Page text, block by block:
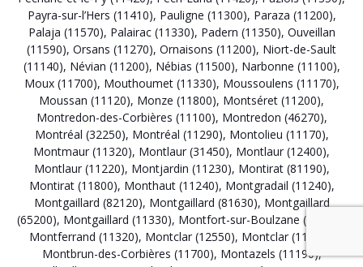
Payra-sur-l’Hers (11410), Pauligne (11300), Paraza (11200),
Palaja (11570), Palairac (11330), Padern (11350), Ouveillan
(11590), Orsans (11270), Ornaisons (11200), Niort-de-Sault
(11140), Névian (11200), Nébias (11500), Narbonne (11100),
Moux (11700), Mouthoumet (11330), Moussoulens (11170),
Moussan (11120), Monze (11800), Montséret (11200),
Montredon-des-Corbières (11100), Montredon (46270),
Montréal (32250), Montréal (11290), Montolieu (11170),
Montmaur (11320), Montlaur (31450), Montlaur (12400),
Montlaur (11220), Montjardin (11230), Montirat (81190),
Montirat (11800), Monthaut (11240), Montgradail (11240),
Montgaillard (82120), Montgaillard (81630), Montgaillard
(65200), Montgaillard (11330), Montfort-sur-Boulzane (11140)
Montferrand (11320), Montclar (12550), Montclar (11250)
Montbrun-des-Corbières (11700), Montazels (11190),